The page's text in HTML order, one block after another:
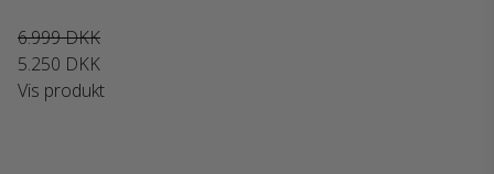
6.999 DKK
5.250 DKK
Vis produkt